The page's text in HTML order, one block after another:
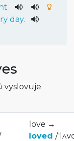
.
day.
vyslovuje
love →
loved /